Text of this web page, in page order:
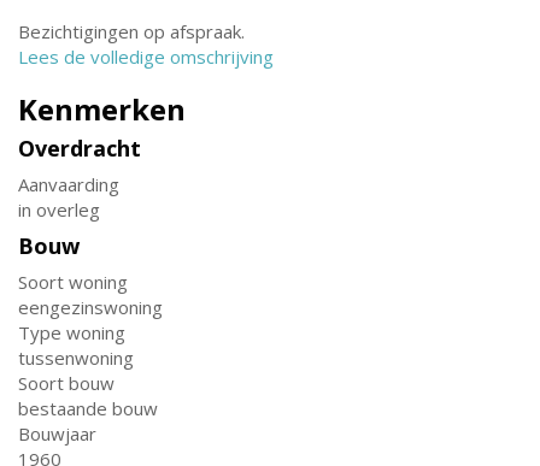
Bezichtigingen op afspraak.
Lees de volledige omschrijving
Kenmerken
Overdracht
Aanvaarding
in overleg
Bouw
Soort woning
eengezinswoning
Type woning
tussenwoning
Soort bouw
bestaande bouw
Bouwjaar
1960